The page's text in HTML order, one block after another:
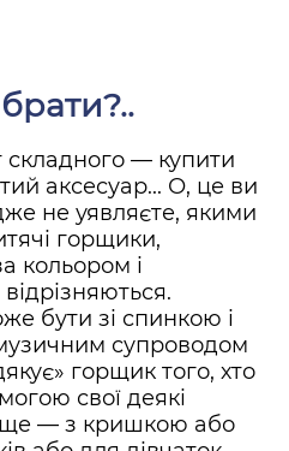
складного — купити
аксесуар... О, це ви
не уявляєте, якими
горщики,
кольором і
бути зі спинкою і
супроводом
горщик того, хто
свої деякі
ще — з кришкою або